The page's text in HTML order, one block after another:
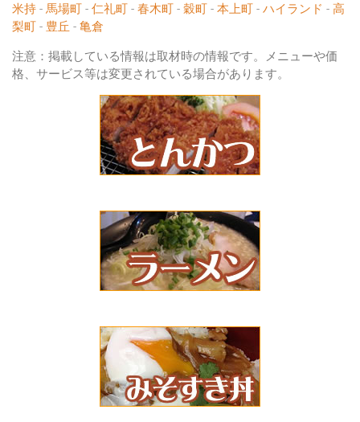
米持 - 馬場町 - 仁礼町 - 春木町 - 穀町 - 本上町 - ハイランド - 高
梨町 - 豊丘 - 亀倉
注意：掲載している情報は取材時の情報です。メニューや価
格、サービス等は変更されている場合があります。